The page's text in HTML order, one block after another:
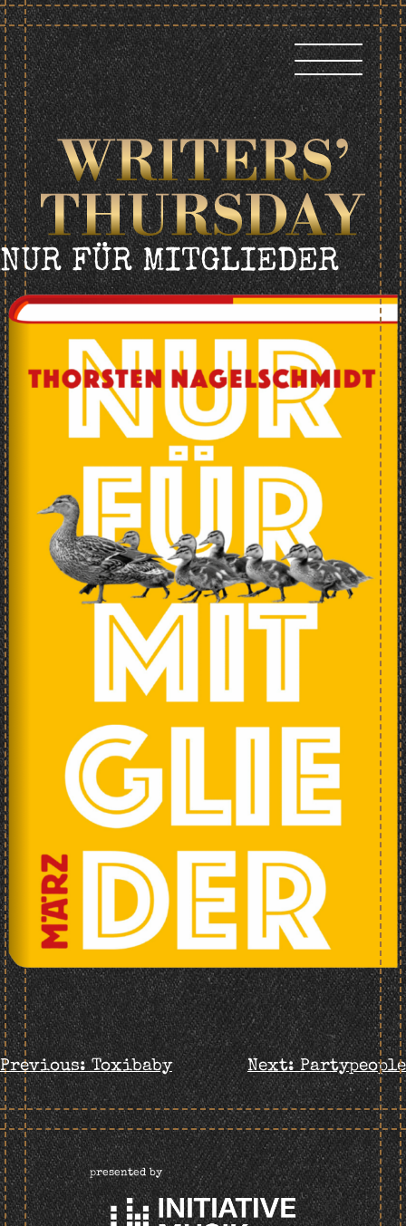
Skip
to
content
NUR FÜR MITGLIEDER
BEITRAGS-
NAVIGATION
Previous: Toxibaby Next: Partypeople
presented by